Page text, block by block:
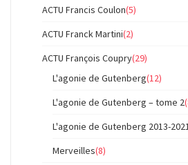
ACTU Francis Coulon(5)
ACTU Franck Martini(2)
ACTU François Coupry(29)
L'agonie de Gutenberg(12)
L'agonie de Gutenberg – tome 2
L'agonie de Gutenberg 2013-
Merveilles(8)